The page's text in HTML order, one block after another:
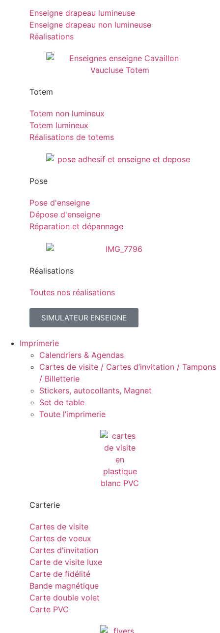
Enseigne drapeau lumineuse
Enseigne drapeau non lumineuse
Réalisations
Totem
Totem non lumineux
Totem lumineux
Réalisations de totems
Pose
Pose d'enseigne
Dépose d'enseigne
Réparation et dépannage
Réalisations
Toutes nos réalisations
SIMULATEUR ENSEIGNE
Imprimerie
Calendriers & Agendas
Cartes de visite / Cartes d’invitation / Tampons
/ Billetterie
Stickers, autocollants, Magnet
Set de table
Toute l’imprimerie
Carterie
Cartes de visite
Cartes de voeux
Cartes d'invitation
Carte de visite luxe
Carte de fidélité
Bande magnétique
Carte double volet
Carte PVC